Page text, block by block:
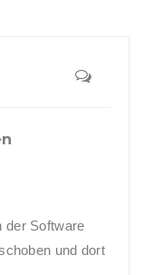
der Software
und dort